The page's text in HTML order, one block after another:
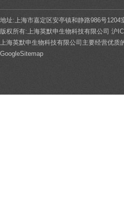
地址:上海市嘉定区安亭镇和静路986号
版权所有:上海英默申生物科技有限公司 沪
上海英默申生物科技有限公司主要经营优质
GoogleSitemap